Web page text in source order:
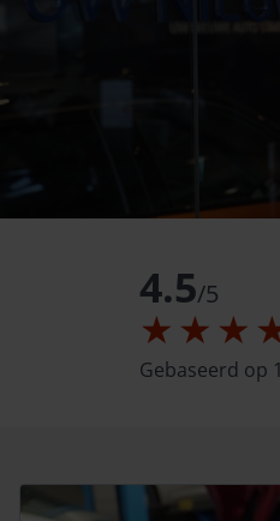
4.5/5
Gebaseerd op